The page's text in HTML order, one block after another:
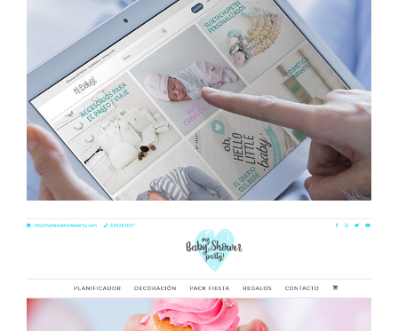
Hi Baby
Branding
Diseño web
E-commerce
Comunicación
Social Media
Posicionamiento SEO
My Baby Shower Party
Branding